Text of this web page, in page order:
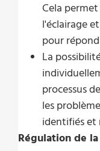
Cela
l'éclairage
pour
La
processus
les
identifiés et
Régulation de